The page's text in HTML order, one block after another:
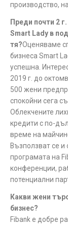
производство,
Преди почти 2
Smart Lady в
тя?Оценяваме
бизнеса Smart
успешна.
2019 г. до
500 жени
спокойни сега
Облекчените
кредити с по-
време на
Възползват се и
програмата на
конференции,
потенциални
Какви жени
бизнес?
Fibank е добре